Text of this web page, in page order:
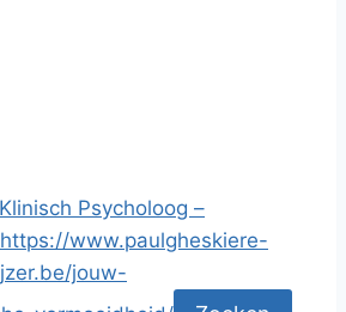
Psycholoog –
https://www.paulgheskiere-
jouw-